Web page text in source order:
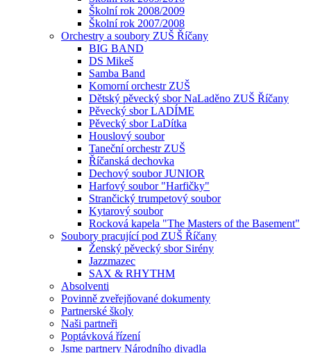
Školní rok 2008/2009
Školní rok 2007/2008
Orchestry a soubory ZUŠ Říčany
BIG BAND
DS Mikeš
Samba Band
Komorní orchestr ZUŠ
Dětský pěvecký sbor NaLaděno ZUŠ Říčany
Pěvecký sbor LADÍME
Pěvecký sbor LaDítka
Houslový soubor
Taneční orchestr ZUŠ
Říčanská dechovka
Dechový soubor JUNIOR
Harfový soubor "Harfičky"
Strančický trumpetový soubor
Kytarový soubor
Rocková kapela "The Masters of the Basement"
Soubory pracující pod ZUŠ Říčany
Ženský pěvecký sbor Sirény
Jazzmazec
SAX & RHYTHM
Absolventi
Povinně zveřejňované dokumenty
Partnerské školy
Naši partneři
Poptávková řízení
Jsme partnery Národního divadla